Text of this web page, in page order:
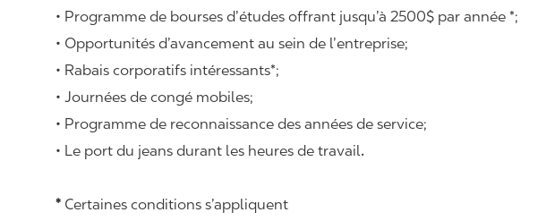
• Programme de bourses d’études offrant jusqu’à 2500$ par année *;
• Opportunités d’avancement au sein de l’entreprise;
• Rabais corporatifs intéressants*;
• Journées de congé mobiles;
• Programme de reconnaissance des années de service;
• Le port du jeans durant les heures de travail.
* Certaines conditions s’appliquent